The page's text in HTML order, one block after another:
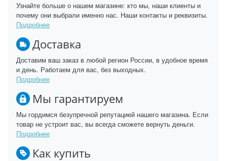
Узнайте больше о нашем магазине: кто мы, наши клиенты и
почему они выбрали именно нас. Наши контакты и реквизиты.
Подробнее
Доставка
Доставим ваш заказ в любой регион России, в удобное время
и день. Работаем для вас, без выходных.
Подробнее
Мы гарантируем
Мы гордимся безупречной репутацией нашего магазина. Если
товар не устроит вас, вы всегда сможете вернуть деньги.
Подробнее
Как купить